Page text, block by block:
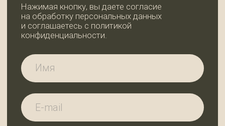
Ленинградская область,
Всеволожский район, дер. Вартемяги,
По будням с 9:00 до 18:00
Субота с 10:00 до 18:00, воскресенье —
выходной
РАБОТЫ
ИП Пермякова Татьяна Ивановна
ИНН 780202344935